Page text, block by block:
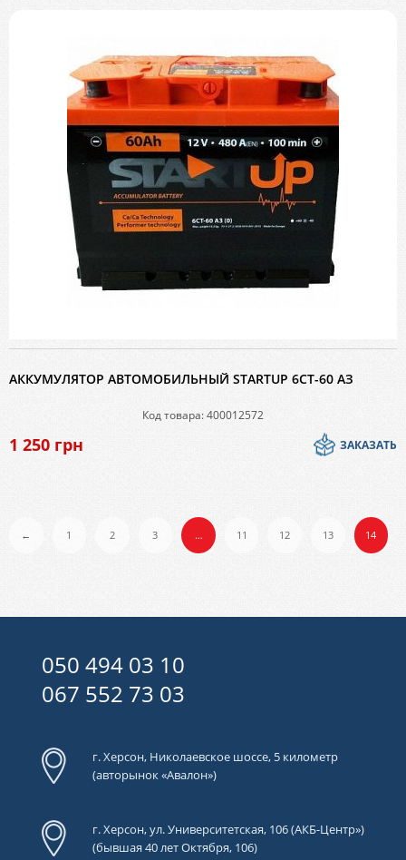
АККУМУЛЯТОР АВТОМОБИЛЬНЫЙ STARTUP 6СТ-60 АЗ
Код товара: 400012572
1 250 грн ЗАКАЗАТЬ
← 1 2 3 … 11 12 13 14
050 494 03 10
067 552 73 03
г. Херсон, Николаевское шоссе, 5 километр
(авторынок «Авалон»)
г. Херсон, ул. Университетская, 106 (АКБ-Центр»)
(бывшая 40 лет Октября, 106)